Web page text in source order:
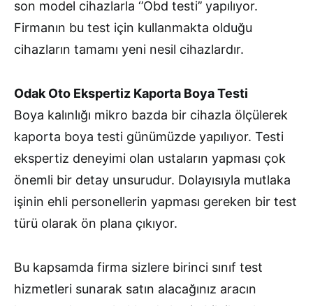
son model cihazlarla ‘’Obd testi’’ yapılıyor.
Firmanın bu test için kullanmakta olduğu
cihazların tamamı yeni nesil cihazlardır.
Odak Oto Ekspertiz Kaporta Boya Testi
Boya kalınlığı mikro bazda bir cihazla ölçülerek
kaporta boya testi günümüzde yapılıyor. Testi
ekspertiz deneyimi olan ustaların yapması çok
önemli bir detay unsurudur. Dolayısıyla mutlaka
işinin ehli personellerin yapması gereken bir test
türü olarak ön plana çıkıyor.
Bu kapsamda firma sizlere birinci sınıf test
hizmetleri sunarak satın alacağınız aracın